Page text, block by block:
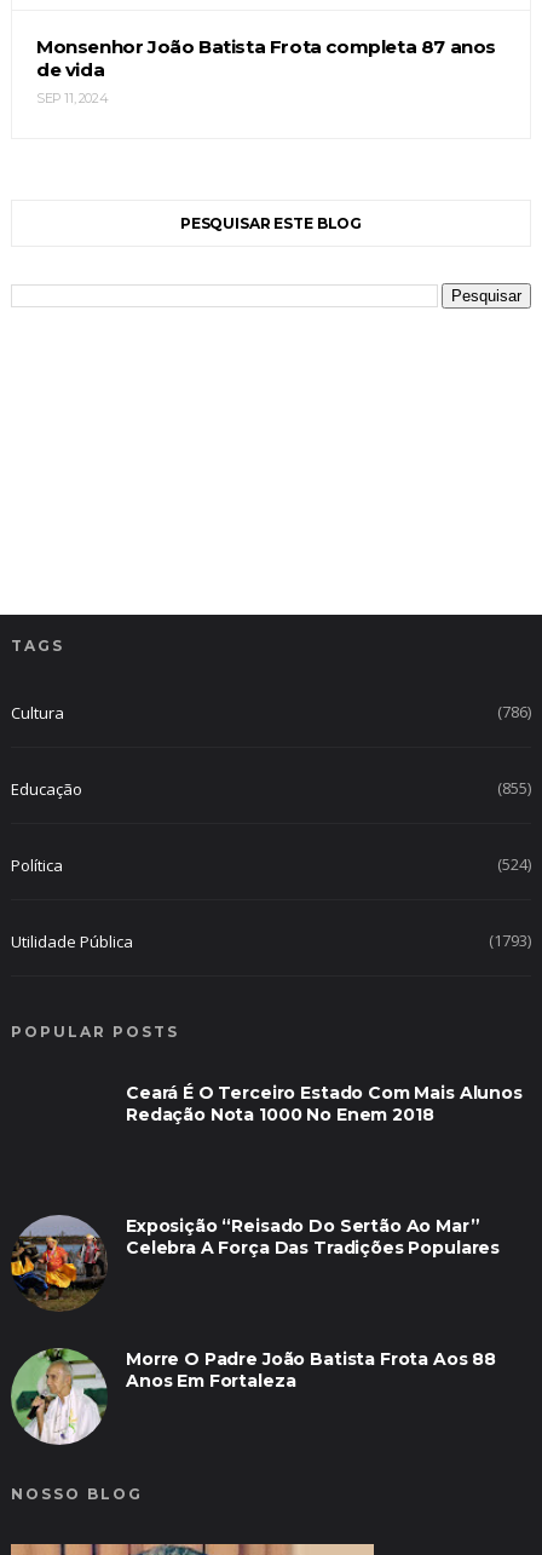
Monsenhor João Batista Frota completa 87 anos
de vida
SEP 11, 2024
PESQUISAR ESTE BLOG
TAGS
Cultura (786)
Educação (855)
Política (524)
Utilidade Pública (1793)
POPULAR POSTS
Ceará É O Terceiro Estado Com Mais Alunos
Redação Nota 1000 No Enem 2018
Exposição “Reisado Do Sertão Ao Mar”
Celebra A Força Das Tradições Populares
Morre O Padre João Batista Frota Aos 88
Anos Em Fortaleza
NOSSO BLOG